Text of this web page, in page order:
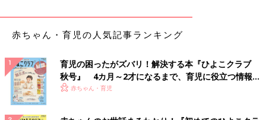
赤ちゃん・育児の人気記事ランキング
育児の困ったがズバリ！解決する本『ひよこクラブ
秋号』 4カ月～2才になるまで、育児に役立つ情報が
いっぱい！
赤ちゃん・育児